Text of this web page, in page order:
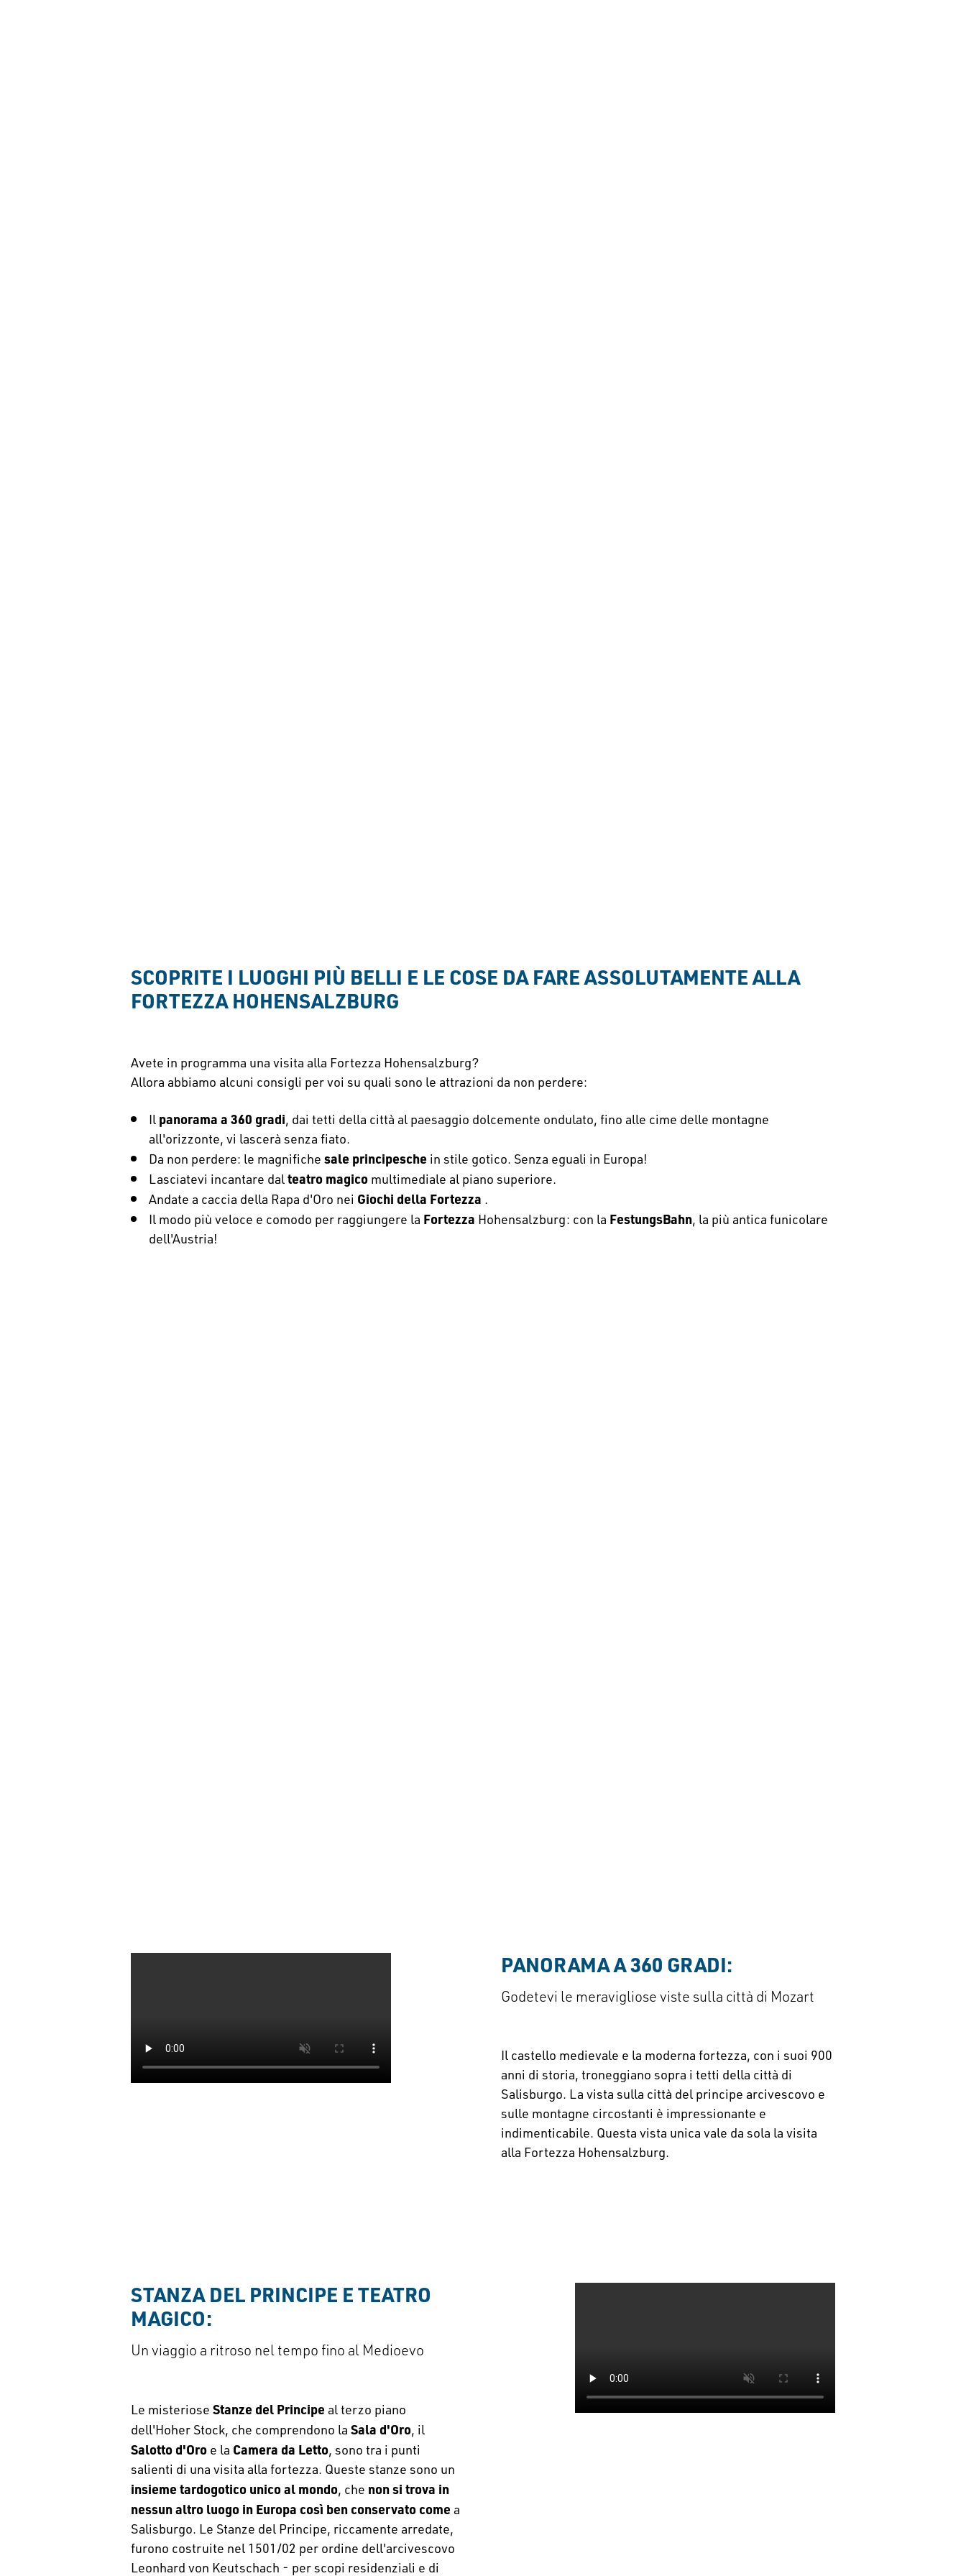
SCOPRITE I LUOGHI PIÙ BELLI E LE COSE DA FARE ASSOLUTAMENTE ALLA
FORTEZZA HOHENSALZBURG
Avete in programma una visita alla Fortezza Hohensalzburg?
Allora abbiamo alcuni consigli per voi su quali sono le attrazioni da non perdere:
Il panorama a 360 gradi, dai tetti della città al paesaggio dolcemente ondulato, fino alle cime delle montagne
all'orizzonte, vi lascerà senza fiato.
Da non perdere: le magnifiche sale principesche in stile gotico. Senza eguali in Europa!
Lasciatevi incantare dalteatro magicomultimediale al piano superiore.
Andate a caccia della Rapa d'Oro nei Giochi della Fortezza .
Il modo più veloce e comodo per raggiungere la Fortezza Hohensalzburg: con la FestungsBahn, la più antica funicolare
dell'Austria!
PANORAMA A 360 GRADI:
Godetevi le meravigliose viste sulla città di Mozart
Il castello medievale e la moderna fortezza, con i suoi 900
anni di storia, troneggiano sopra i tetti della città di
Salisburgo. La vista sulla città del principe arcivescovo e
sulle montagne circostanti è impressionante e
indimenticabile. Questa vista unica vale da sola la visita
alla Fortezza Hohensalzburg.
STANZA DEL PRINCIPE E TEATRO
MAGICO:
Un viaggio a ritroso nel tempo fino al Medioevo
Le misteriose Stanze del Principe al terzo piano
dell'Hoher Stock, che comprendono la Sala d'Oro, il
Salotto d'Oroe la Camera da Letto, sono tra i punti
salienti di una visita alla fortezza. Queste stanze sono un
insieme tardogotico unico al mondo, che non si trova in
nessun altro luogo in Europa così ben conservato come a
Salisburgo. Le Stanze del Principe, riccamente arredate,
furono costruite nel 1501/02 per ordine dell'arcivescovo
Leonhard von Keutschach - per scopi residenziali e di